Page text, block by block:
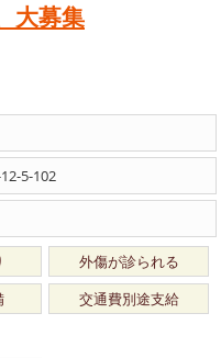
大募集
5-102
外傷が診られる
交通費別途支給